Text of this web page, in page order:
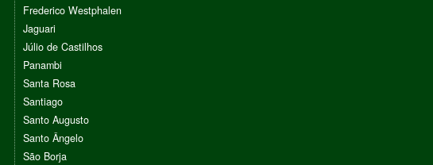
Frederico Westphalen
Jaguari
Júlio de Castilhos
Panambi
Santa Rosa
Santiago
Santo Augusto
Santo Ângelo
São Borja